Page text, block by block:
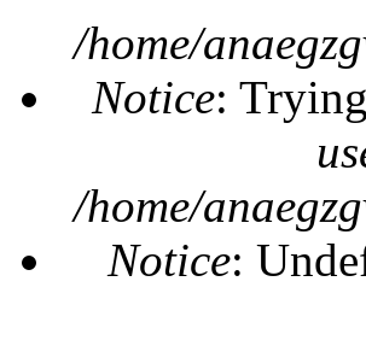
/home/
Notice:
/home/
Notice: